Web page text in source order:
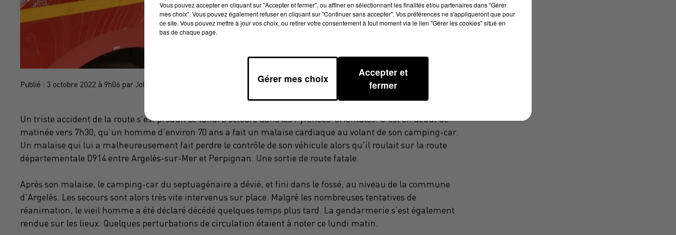
Publié : 3 octobre 2022 à 9h06 par John Bourgeois
Un triste accident de la route s'est produit ce lundi 3 octobre dans les Pyrénées-Orientales. C'est en début de
matinée vers 7h30, qu'un homme d’environ 70 ans a fait un malaise cardiaque au volant de son camping-car.
Un malaise qui lui a malheureusement fait perdre le contrôle de son véhicule alors qu'il roulait sur la route
départementale D914 entre Argelès-sur-Mer et Perpignan. Une sortie de route fatale.
Après son malaise, le camping-car du septuagénaire a dévié, et fini dans le fossé, au niveau de la commune
d'Argelès. Les secours sont alors très vite intervenus sur place. Malgré les nombreuses tentatives de
réanimation, le vieil homme a été déclaré décédé quelques temps plus tard. La gendarmerie s'est également
rendue sur les lieux. Quelques perturbations de circulation étaient à noter ce lundi matin.
Vous pouvez accepter en cliquant sur "Accepter et fermer", ou affiner en sélectionnant les finalités et/ou partenaires dans "Gérer
mes choix". Vous pouvez également refuser en cliquant sur "Continuer sans accepter". Vos préférences ne s'appliqueront que pour
ce site. Vous pouvez mettre à jour vos choix, ou retirer votre consentement à tout moment via le lien "Gérer les cookies" situé en
bas de chaque page.
Gérer mes choix
Accepter et
fermer